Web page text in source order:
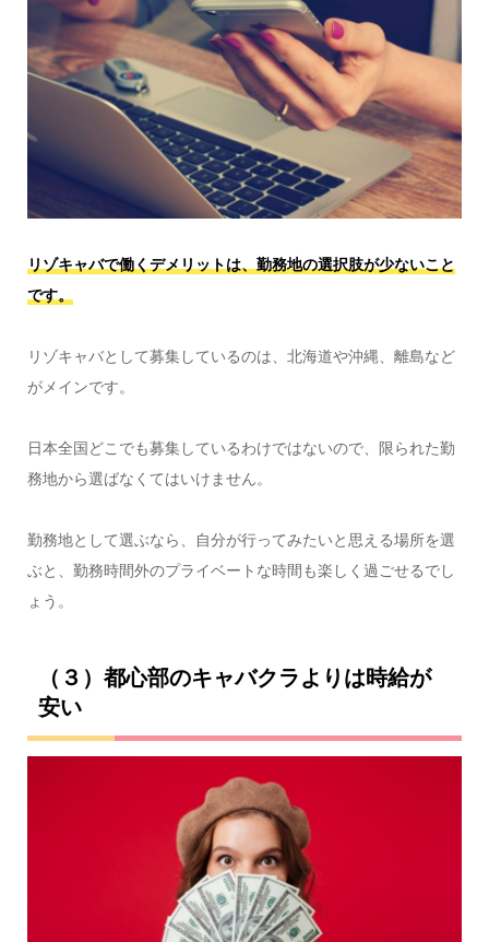
リゾキャバで働くデメリットは、勤務地の選択肢が少ないこと
です。
リゾキャバとして募集しているのは、北海道や沖縄、離島など
がメインです。
日本全国どこでも募集しているわけではないので、限られた勤
務地から選ばなくてはいけません。
勤務地として選ぶなら、自分が行ってみたいと思える場所を選
ぶと、勤務時間外のプライベートな時間も楽しく過ごせるでし
ょう。
（３）都心部のキャバクラよりは時給が
安い